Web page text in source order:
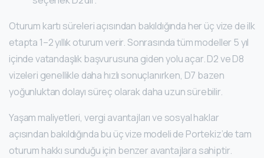
Oturum kartı süreleri açısından bakıldığında her üç vize de ilk
etapta 1–2 yıllık oturum verir. Sonrasında tüm modeller 5 yıl
içinde vatandaşlık başvurusuna giden yolu açar. D2 ve D8
vizeleri genellikle daha hızlı sonuçlanırken, D7 bazen
yoğunluktan dolayı süreç olarak daha uzun sürebilir.
Yaşam maliyetleri, vergi avantajları ve sosyal haklar
açısından bakıldığında bu üç vize modeli de Portekiz’de tam
oturum hakkı sunduğu için benzer avantajlara sahiptir.